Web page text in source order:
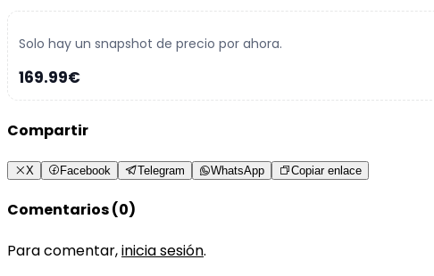
Solo hay un snapshot de precio por ahora.
169.99€
Compartir
X Facebook Telegram WhatsApp Copiar enlace
Comentarios (0)
Para comentar,inicia sesión.